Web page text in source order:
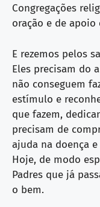
Congregações
oração e de apoio
E rezemos pelos
Eles precisam do
não conseguem
estímulo e
que fazem,
precisam de
ajuda na doença
Hoje, de modo
Padres que já
o bem.